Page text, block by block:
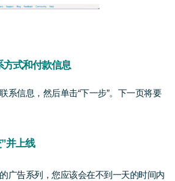
方式和付款信息
系信息，然后单击“下一步”。下一页将要
并上线
广告系列，您应该会在不到一天的时间内